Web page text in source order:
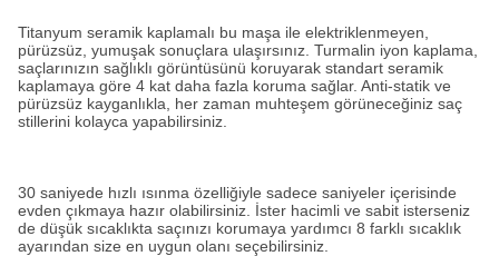
Titanyum seramik kaplamalı bu maşa ile elektriklenmeyen,
pürüzsüz, yumuşak sonuçlara ulaşırsınız. Turmalin iyon kaplama,
saçlarınızın sağlıklı görüntüsünü koruyarak standart seramik
kaplamaya göre 4 kat daha fazla koruma sağlar. Anti-statik ve
pürüzsüz kayganlıkla, her zaman muhteşem görüneceğiniz saç
stillerini kolayca yapabilirsiniz.
30 saniyede hızlı ısınma özelliğiyle sadece saniyeler içerisinde
evden çıkmaya hazır olabilirsiniz. İster hacimli ve sabit isterseniz
de düşük sıcaklıkta saçınızı korumaya yardımcı 8 farklı sıcaklık
ayarından size en uygun olanı seçebilirsiniz.